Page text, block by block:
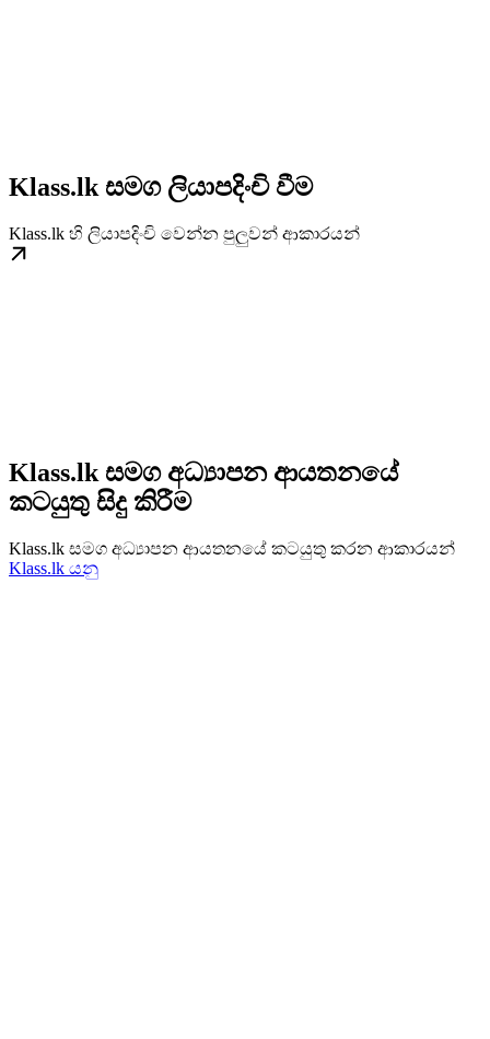
Klass.lk සමග ලියාපදිංචි වීම
Klass.lk හි ලියාපදිංචි වෙන්න පුලුවන් ආකාරයන්
Klass.lk සමග අධ්‍යාපන ආයතනයේ
කටයුතු සිදු කිරීම
Klass.lk සමග අධ්‍යාපන ආයතනයේ කටයුතු කරන ආකාරයන්
Klass.lk යනු